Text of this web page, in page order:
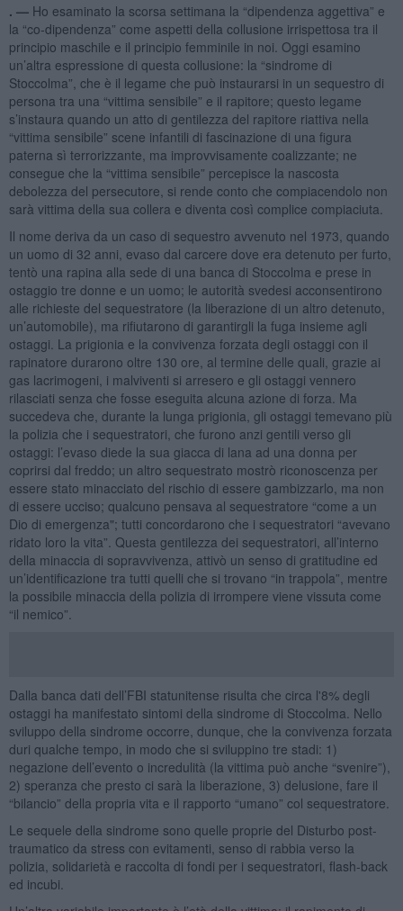
. — Ho esaminato la scorsa settimana la “dipendenza aggettiva” e
la “co-dipendenza” come aspetti della collusione irrispettosa tra il
principio maschile e il principio femminile in noi. Oggi esamino
un’altra espressione di questa collusione: la “sindrome di
Stoccolma”, che è il legame che può instaurarsi in un sequestro di
persona tra una “vittima sensibile” e il rapitore; questo legame
s’instaura quando un atto di gentilezza del rapitore riattiva nella
“vittima sensibile” scene infantili di fascinazione di una figura
paterna sì terrorizzante, ma improvvisamente coalizzante; ne
consegue che la “vittima sensibile” percepisce la nascosta
debolezza del persecutore, si rende conto che compiacendolo non
sarà vittima della sua collera e diventa così complice compiaciuta.
Il nome deriva da un caso di sequestro avvenuto nel 1973, quando
un uomo di 32 anni, evaso dal carcere dove era detenuto per furto,
tentò una rapina alla sede di una banca di Stoccolma e prese in
ostaggio tre donne e un uomo; le autorità svedesi acconsentirono
alle richieste del sequestratore (la liberazione di un altro detenuto,
un’automobile), ma rifiutarono di garantirgli la fuga insieme agli
ostaggi. La prigionia e la convivenza forzata degli ostaggi con il
rapinatore durarono oltre 130 ore, al termine delle quali, grazie ai
gas lacrimogeni, i malviventi si arresero e gli ostaggi vennero
rilasciati senza che fosse eseguita alcuna azione di forza. Ma
succedeva che, durante la lunga prigionia, gli ostaggi temevano più
la polizia che i sequestratori, che furono anzi gentili verso gli
ostaggi: l’evaso diede la sua giacca di lana ad una donna per
coprirsi dal freddo; un altro sequestrato mostrò riconoscenza per
essere stato minacciato del rischio di essere gambizzarlo, ma non
di essere ucciso; qualcuno pensava al sequestratore “come a un
Dio di emergenza"; tutti concordarono che i sequestratori “avevano
ridato loro la vita”. Questa gentilezza dei sequestratori, all’interno
della minaccia di sopravvivenza, attivò un senso di gratitudine ed
un’identificazione tra tutti quelli che si trovano “in trappola”, mentre
la possibile minaccia della polizia di irrompere viene vissuta come
“il nemico”.
Dalla banca dati dell’FBI statunitense risulta che circa l'8% degli
ostaggi ha manifestato sintomi della sindrome di Stoccolma. Nello
sviluppo della sindrome occorre, dunque, che la convivenza forzata
duri qualche tempo, in modo che si sviluppino tre stadi: 1)
negazione dell’evento o incredulità (la vittima può anche “svenire”),
2) speranza che presto ci sarà la liberazione, 3) delusione, fare il
“bilancio” della propria vita e il rapporto “umano” col sequestratore.
Le sequele della sindrome sono quelle proprie del Disturbo post-
traumatico da stress con evitamenti, senso di rabbia verso la
polizia, solidarietà e raccolta di fondi per i sequestratori, flash-back
ed incubi.